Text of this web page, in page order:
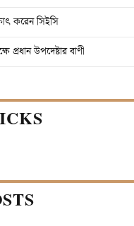
করেন সিইসি
উপদেষ্টার বাণী